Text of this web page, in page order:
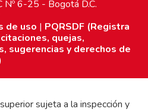
Nº 6-25 - Bogotá D.C.
de uso | PQRSDF (Registra
quejas,
sugerencias y derechos de
sujeta a la inspección y